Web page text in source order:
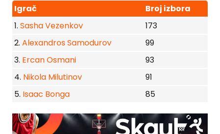
Igrač
Broj izbora
1. Sasha Vezenkov
173
2. Alexandros Samodurov
99
3. Ercan Osmani
93
4. Nikola Milutinov
91
5. Isaac Bonga 85